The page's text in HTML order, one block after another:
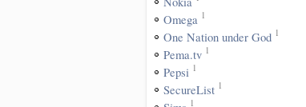
Omega 1
One Nation under God 1
Pema.tv 1
Pepsi 1
SecureList 1
1